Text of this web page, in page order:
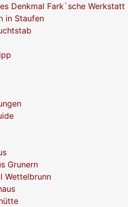
Denkmal Fark`sche Werkstatt
in Staufen
Grunern
Wettelbrunn